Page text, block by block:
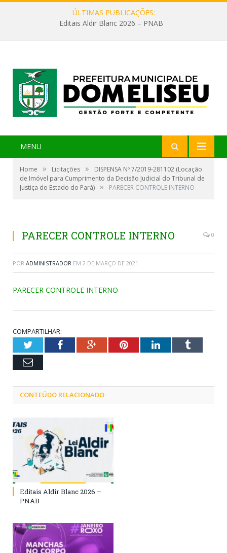
ÚLTIMAS PUBLICAÇÕES:
Editais Aldir Blanc 2026 – PNAB
MENU
Home » Licitações »
DISPENSA Nº 7/2019-281102 (Locação
de Imóvel para Cumprimento da Decisão Judicial do Tribunal de
Justiça do Estado do Pará) » PARECER CONTROLE INTERNO
PARECER CONTROLE INTERNO 0
POR ADMINISTRADOR EM 2 DE MARÇO DE 2021
PARECER CONTROLE INTERNO
COMPARTILHAR:
TwitterFacebookGoogle+PinterestLinkedInTumblr
Email
CONTEÚDO RELACIONADO
Editais Aldir Blanc 2026 –
PNAB